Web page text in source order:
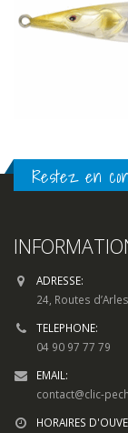
Restez en
ADRESSE:
24, Routes
TELEPHONE:
04 90 97 77 79
EMAIL:
contact@clic-
HORAIRES